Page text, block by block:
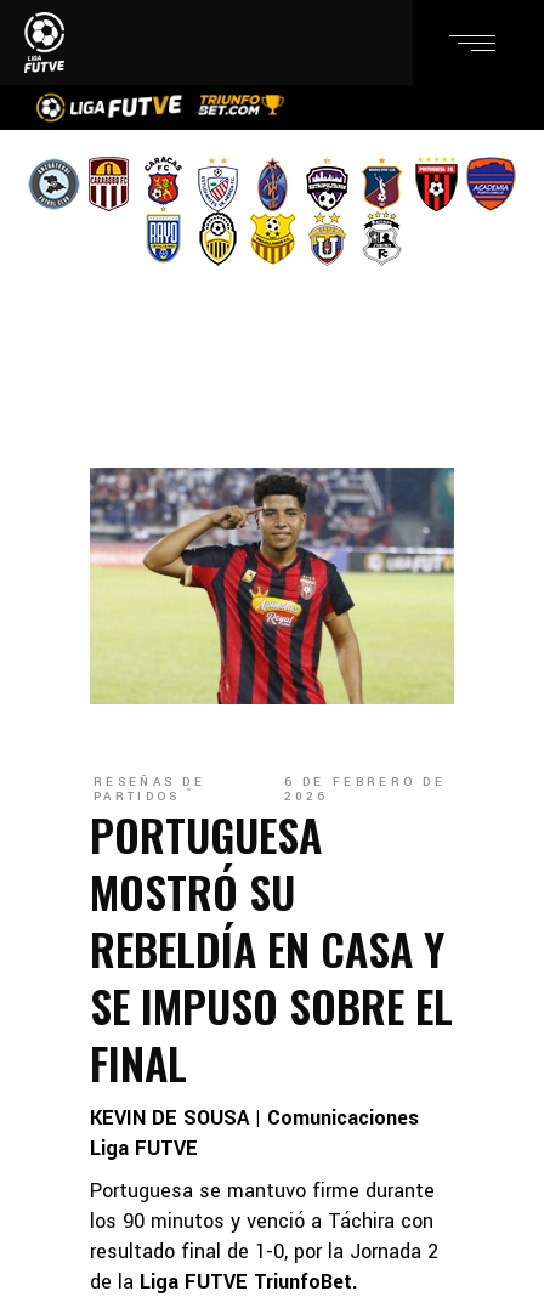
RESEÑAS DE
PARTIDOS
6 DE FEBRERO DE
2026
PORTUGUESA
MOSTRÓ SU
REBELDÍA EN CASA Y
SE IMPUSO SOBRE EL
FINAL
KEVIN DE SOUSA | Comunicaciones
Liga FUTVE
Portuguesa se mantuvo firme durante
los 90 minutos y venció a Táchira con
resultado final de 1-0, por la Jornada 2
de la Liga FUTVE TriunfoBet.